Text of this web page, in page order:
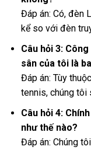
Đáp án: Có, đèn
kể so với đèn
Câu hỏi 3:
sân của tôi là
Đáp án: Tùy
tennis, chúng tôi
Câu hỏi 4:
như thế nào?
Đáp án: Chúng